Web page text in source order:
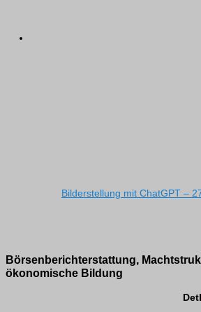
Bilderstellung mit ChatGPT –
Börsenberichterstattung,
ökonomische Bildung